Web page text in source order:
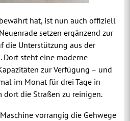
hat, ist nun auch offiziell
setzen ergänzend zur
die Unterstützung aus der
Dort steht eine moderne
zur Verfügung – und
im Monat für drei Tage in
dort die Straßen zu reinigen.
vorrangig die Gehwege